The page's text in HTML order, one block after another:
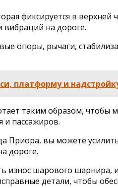
фиксируется в верхней
вибраций на дороге.
опоры, рычаги,
платформу и
таким образом, чтобы
и пассажиров.
Приора, вы можете
дороге.
шарового шарнира,
детали, чтобы